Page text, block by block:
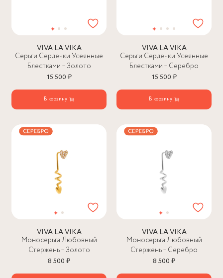
VIVA LA VIKA
Серьги Сердечки Усеянные
Блестками – Золото
15 500 ₽
В корзину
VIVA LA VIKA
Серьги Сердечки Усеянные
Блестками – Серебро
15 500 ₽
В корзину
VIVA LA VIKA
Моносерьга Любовный
Стержень – Золото
8 500 ₽
VIVA LA VIKA
Моносерьга Любовный
Стержень – Серебро
8 500 ₽